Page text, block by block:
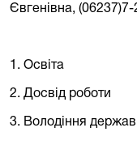
Євгенівна, (06237)7-
1. Освіта
2. Досвід роботи
3. Володіння